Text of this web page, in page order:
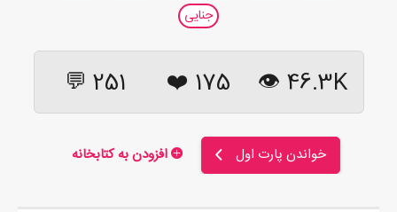
جنایی
46.3K 👁
175
❤️
251 💬
خواندن پارت اول افزودن به کتابخانه